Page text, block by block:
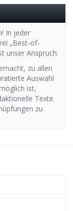
In jeder
„Best-of-
unser Anspruch.
zu allen
Auswahl
ist,
Texte.
zu